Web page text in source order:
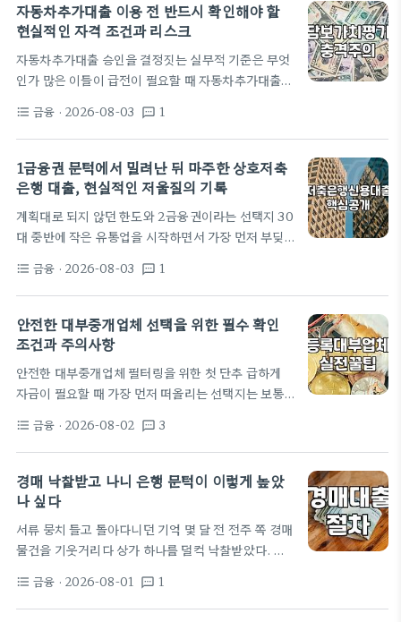
동산 매물들을 며칠 동안 뒤지다가 마음에 드는 성산
동의 한 구축 아파트를 발견했는데, 문제는 보증금이
손에 쥐어진 돈은 턱없이 부족했다. 부동산 중개업소
사장님은 요즘 아파트전세대출한도가 잘 나오니까 신
용에만 문제없으면 보증금의 80%인 3억 3천 6백만
자동차추가대출 이용 전 반드시 확인해야 할
현실적인 자격 조건과 리스크
자동차추가대출 승인을 결정짓는 실무적 기준은 무엇
인가 많은 이들이 급전이 필요할 때 자동차추가대출을
자금을 융통할 수 있다는 점은 매력적이다. 하지만 실
무적으로 볼 때 차량의 가치보다 중요한 것은 차주의
상환 능력이다. 캐피탈사는 대출 승인 시 차량의 현재
시세에서 기존에 설정된 저당권 설정을 뺀 가용 가치
1500만 원의 할부가 남아있다면, 추가로 빌릴 수 있
는 한도는 극히 제한적이다. 단순히 차가 있다는 것만
으로 승인이 나는 상품이 아니라는 점을 인지해야 한
format_list_bulleted 금융 · 2026-08-03 textsms 1
1금융권 문턱에서 밀려난 뒤 마주한 상호저축
은행 대출, 현실적인 저울질의 기록
계획대로 되지 않던 한도와 2금융권이라는 선택지 30
대 중반에 작은 유통업을 시작하면서 가장 먼저 부딪
행인 1금융권에서 모든 게 해결될 줄 알았습니다. 신
용점수도 800점 후반대였고 연체 한 번 없었으니까
요. 하지만 DSR 규제와 신규 사업자(업력 1년 미만)
에 대한 엄격한 제한이라는 현실적인 장벽 앞에서는
녔지만 돌아오는 대답은 "보증서 없이는 어렵다"는 말
뿐이었습니다. 결국 고개를 돌려 2금융권, 그중에서
도 상호저축은행대출 상품들을 알아보게 되었습니다.
점수가…
format_list_bulleted 금융 · 2026-08-03 textsms 1
안전한 대부중개업체 선택을 위한 필수 확인
조건과 주의사항
안전한 대부중개업체 필터링을 위한 첫 단추 급하게
자금이 필요할 때 가장 먼저 떠올리는 선택지는 보통 1
절당하면 차선책을 찾게 된다. 이 과정에서 대부중개
업체 문을 두드리는 사람이 많다. 하지만 조급한 마음
에 인터넷 검색창에 떠도는 광고에 연락처를 남겼다가
는 개인정보가 유출되거나 불법 사금융의 표적이 되기
지 검증하는 과정은 단순한 준비 단계가 아니라 내 자
산을 지키는 방어벽이다. 정식 등록 여부는 금융감독
원의 등록대부업체 통합조회 시스템을 통해 단 몇 분
format_list_bulleted 금융 · 2026-08-02 textsms 3
경매 낙찰받고 나니 은행 문턱이 이렇게 높았
나 싶다
서류 뭉치 들고 돌아다니던 기억 몇 달 전 전주 쪽 경매
물건을 기웃거리다 상가 하나를 덜컥 낙찰받았다. 사
을 거라는 근거 없는 자신감이 있었다. 낙찰받은 상가
는 감정가 대비 70% 수준인 3억 5천만 원 정도였는
format_list_bulleted 금융 · 2026-08-01 textsms 1